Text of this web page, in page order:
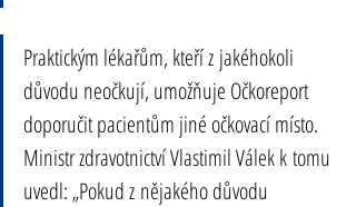
Praktickým lékařům, kteří z jakéhokoli
důvodu neočkují, umožňuje Očkoreport
doporučit pacientům jiné očkovací místo.
Ministr zdravotnictví Vlastimil Válek k tomu
uvedl: „Pokud z nějakého důvodu